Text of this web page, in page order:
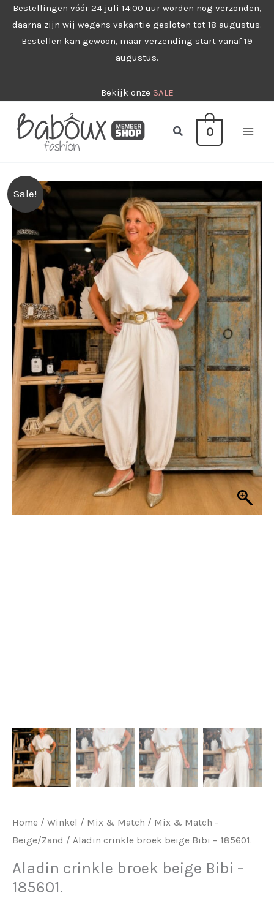
naar
Bestellingen vóór 24 juli 14:00 uur worden nog verzonden,
daarna zijn wij wegens vakantie gesloten tot 18 augustus.
Bestellen kan gewoon, maar verzending start vanaf 19
augustus.
Bekijk onze SALE
Zoeken0
Sale!
Home / Winkel / Mix & Match / Mix & Match -
Beige/Zand / Aladin crinkle broek beige Bibi – 185601.
Aladin crinkle broek beige Bibi –
185601.